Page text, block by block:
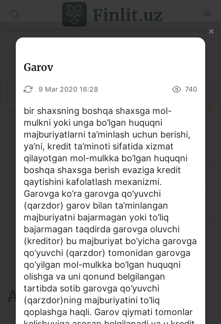
Рус
Maqolalar
O‘quv qo‘llanmalar
Lug‘at
Moliyaviy savodxonlik bo‘yicha kitoblar
Video
Loyihalar
Interaktiv xizmatlar
Fotogalereya
Loyiha haqida
Kengaytirilgan qidiruv
Sayt xaritasi
Lug‘at
A B D E F G
J K L M
P Q R S C T
V X Y Z ...
A
Garov
9 Mar 2020 16:28 740
bir shaxsning boshqa shaxsga mol-
mulkni yoki unga bo’lgan huquqni
majburiyatlarni ta’minlash uchun berishi,
ya’ni, kredit ta’minoti sifatida xizmat
qilayotgan mol-mulkka bo’lgan huquqni
boshqa shaxsga berish evaziga kredit
qaytishini kafolatlash mexanizmi.
Garovga ko’ra garovga qo’yuvchi
(qarzdor) garov bilan ta’minlangan
majburiyatni bajarmagan yoki to’liq
bajarmagan taqdirda garovga oluvchi
(kreditor) bu majburiyat bo’yicha garovga
qo’yuvchi (qarzdor) tomonidan garovga
qo’yilgan mol-mulkka bo’lgan huquqni
olishga va uni qonund belgilangan
tartibda sotib garovga qo’yuvchi
(qarzdor)ning majburiyatini to’liq
qoplashga haqli. Garov qiymati tomonlar